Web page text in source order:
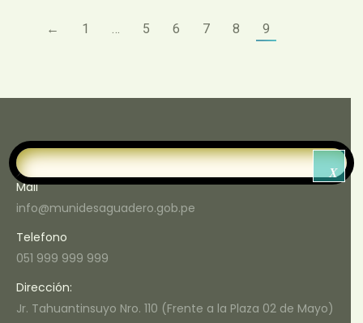
← 1 … 5 6 7 8 9
Municipalidad Distrital Desaguadero
Mail
info@munidesaguadero.gob.pe
Telefono
051 999 999 999
Dirección:
Jr. Tahuantinsuyo Nro. 110 (Frente a la Plaza 02 de Mayo)
X